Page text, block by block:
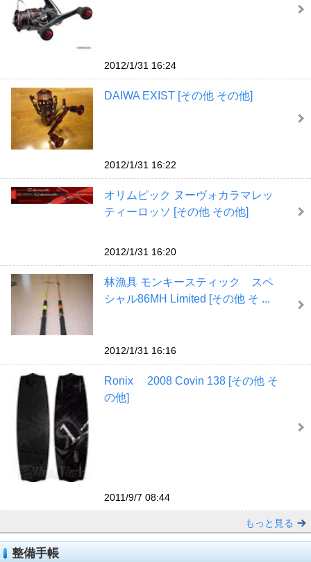
2012/1/31 16:24
DAIWA EXIST [その他 その他]
2012/1/31 16:22
オリムピック ヌーヴォカラマレッ
ティーロッソ [その他 その他]
2012/1/31 16:20
林漁具 モンキースティック スペ
シャル86MH Limited [その他 そ ...
2012/1/31 16:16
Ronix 2008 Covin 138 [その他 そ
の他]
2011/9/7 08:44
もっと見る
整備手帳